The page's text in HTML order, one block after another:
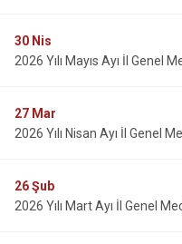
30 Nis
2026 Yılı Mayıs Ayı İl Genel
27 Mar
2026 Yılı Nisan Ayı İl Genel
26Şub
2026 Yılı Mart Ayı İl Genel